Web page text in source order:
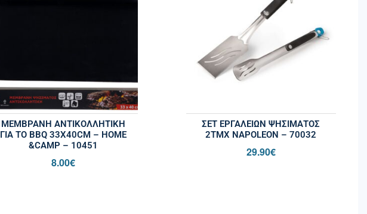
ΜΕΜΒΡΆΝΗ ΑΝΤΙΚΟΛΛΗΤΙΚΉ
ΓΙΑ ΤΟ BBQ 33X40CM – HOME
&CAMP – 10451
8.00€
ΣΕΤ ΕΡΓΑΛΕΊΩΝ ΨΗΣΊΜΑΤΟΣ
2ΤΜΧ NAPOLEON – 70032
29.90€